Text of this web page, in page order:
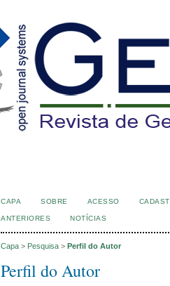
CAPA SOBRE ACESSO
ANTERIORES NOTÍCIAS
Capa > Pesquisa > Perfil do Autor
Perfil do Autor